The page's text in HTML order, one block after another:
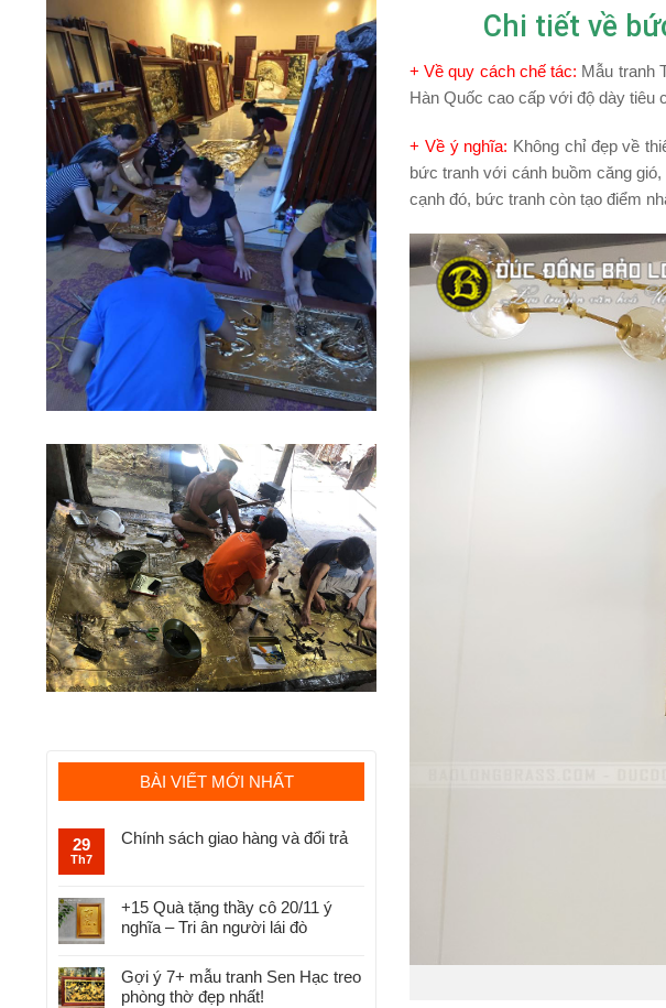
Chi tiết về
+ Về quy cách chế tác: Mẫu tranh
Hàn Quốc cao cấp với độ dày tiêu
+ Về ý nghĩa: Không chỉ đẹp về
bức tranh với cánh buồm căng
cạnh đó, bức tranh còn tạo điểm
BÀI VIẾT MỚI NHẤT
29
Th7
Chính sách giao hàng và đổi trả
+15 Quà tặng thầy cô 20/11 ý
nghĩa – Tri ân người lái đò
Gợi ý 7+ mẫu tranh Sen Hạc treo
phòng thờ đẹp nhất!